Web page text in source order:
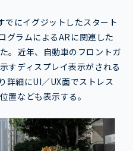
にイグジットしたスタート
グラムによるARに関連した
。近年、自動車のフロントガ
すディスプレイ表示がされる
詳細にUI／UX面でストレス
置なども表示する。